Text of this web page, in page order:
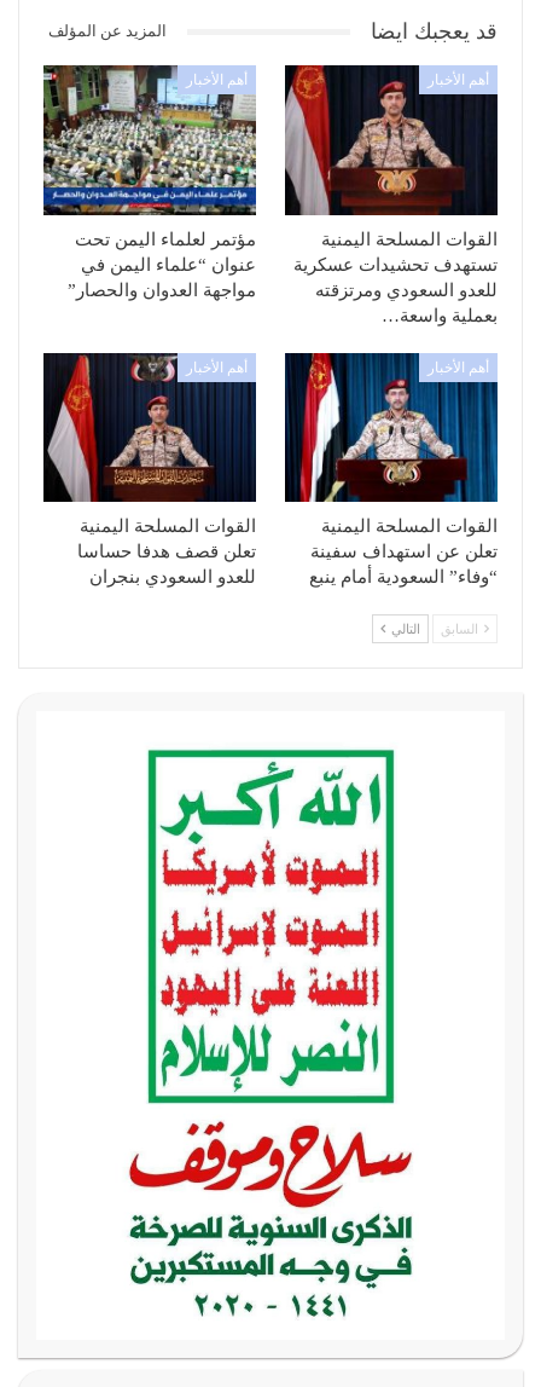
قد يعجبك ايضا المزيد عن المؤلف
أهم الأخبار
القوات المسلحة اليمنية
تستهدف تحشيدات عسكرية
للعدو السعودي ومرتزقته
بعملية واسعة…
أهم الأخبار
مؤتمر لعلماء اليمن تحت
عنوان “علماء اليمن في
مواجهة العدوان والحصار”
أهم الأخبار
القوات المسلحة اليمنية
تعلن عن استهداف سفينة
“وفاء” السعودية أمام ينبع
أهم الأخبار
القوات المسلحة اليمنية
تعلن قصف هدفا حساسا
للعدو السعودي بنجران
السابق التالي